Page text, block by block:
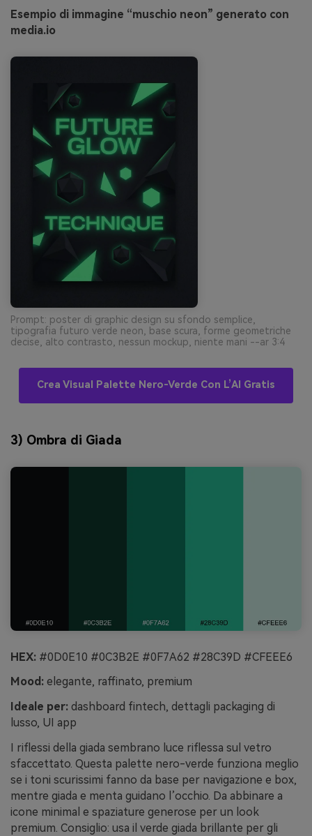
Esempio di immagine “muschio neon” generato con
media.io
Prompt: poster di graphic design su sfondo semplice,
tipografia futuro verde neon, base scura, forme geometriche
decise, alto contrasto, nessun mockup, niente mani --ar 3:4
Crea Visual Palette Nero-Verde Con L’AI Gratis
3) Ombra di Giada
HEX: #0D0E10 #0C3B2E #0F7A62 #28C39D #CFEEE6
Mood: elegante, raffinato, premium
Ideale per: dashboard fintech, dettagli packaging di
lusso, UI app
I riflessi della giada sembrano luce riflessa sul vetro
sfaccettato. Questa palette nero-verde funziona meglio
se i toni scurissimi fanno da base per navigazione e box,
mentre giada e menta guidano l’occhio. Da abbinare a
icone minimal e spaziature generose per un look
premium. Consiglio: usa il verde giada brillante per gli